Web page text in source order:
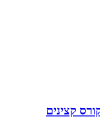
קצינים